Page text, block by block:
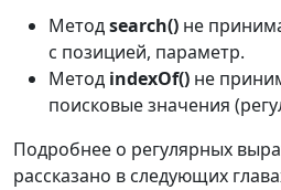
Методsearch() не
с позицией, параметр.
Метод indexOf() не
поисковые значения
Подробнее о регулярных
рассказано в следующих